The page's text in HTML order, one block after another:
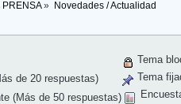
PRENSA» Novedades / Actualidad
de 20 respuestas)
(Más de 50 respuestas)
Tema
Tema